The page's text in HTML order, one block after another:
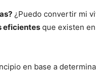
¿Puedo convertir mi
eficientes que existen
en base a